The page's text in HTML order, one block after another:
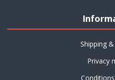
Shipping
Privacy